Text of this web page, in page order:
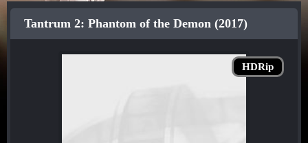
HDRip
Tantrum 2: Phantom of the Demon (2017)